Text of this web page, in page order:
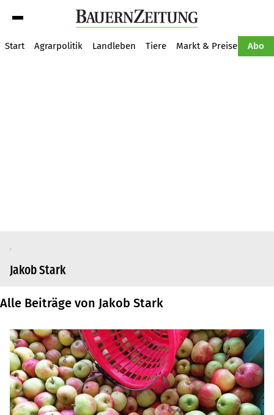
Start Agrarpolitik Landleben Tiere Markt & Preise Abo
Jakob Stark
Alle Beiträge von Jakob Stark